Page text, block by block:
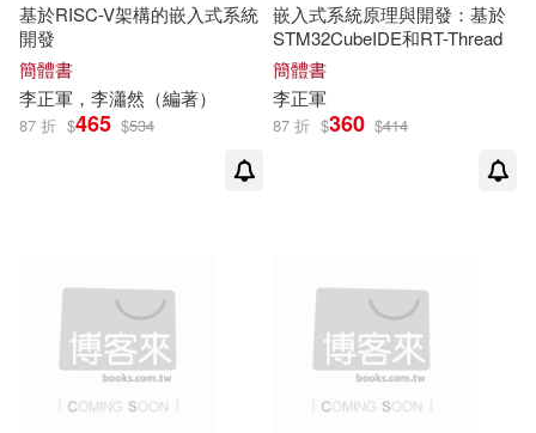
基於RISC-V架構的嵌入式系統
開發
簡體書
李正軍 ，李瀟然（編著）
87 折 $465 $534
嵌入式系統原理與開發：基於
STM32CubeIDE和RT-Thread
簡體書
李正軍
87 折 $360 $414